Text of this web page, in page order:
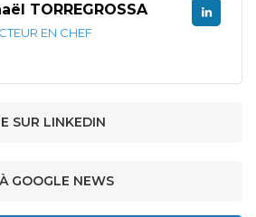
TORREGROSSA
EN CHEF
SUR LINKEDIN
GOOGLE NEWS